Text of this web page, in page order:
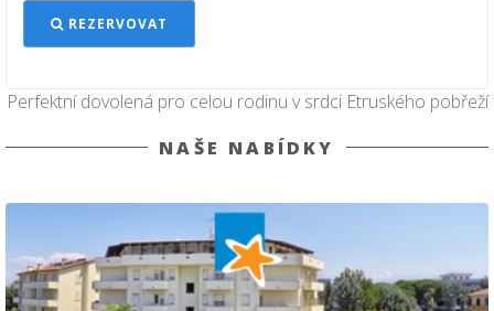
REZERVOVAT
Perfektní dovolená pro celou rodinu v srdci Etruského pobřeží
NAŠE NABÍDKY